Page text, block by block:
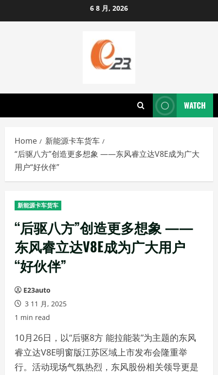
to
6 8 月, 2026
WATCH
Home
新能源卡车货车
“后驱八方”创造更多想象 ——东风睿立达V8E成为广大
用户“好伙伴”
新能源卡车货车
“后驱八方”创造更多想象 ——
东风睿立达V8E成为广大用户
“好伙伴”
E23auto
3 11 月, 2025
1 min read
10月26日，以“后驱8方 能拉能装”为主题的东风
睿立达V8E明窗版江苏区域上市发布会隆重举
行。活动现场气氛热烈，东风股份相关领导更是